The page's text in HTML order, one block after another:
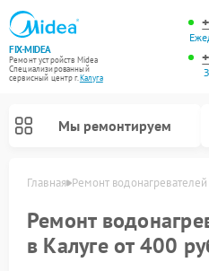
FIX-MIDEA
Ремонт устройств Midea
Специализированный
cервисный центр г.Калуга
Мы ремонтируем
Главная Ремонт
Ремонт
в Калуге от 400